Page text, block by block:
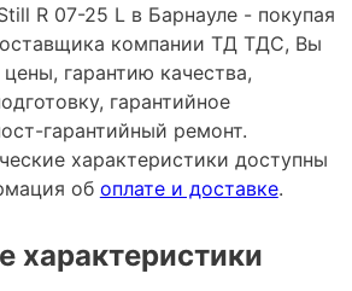
R 07-25 L в Барнауле - покупая
компании ТД ТДС, Вы
гарантию качества,
гарантийное
гарантийный ремонт.
характеристики доступны
об оплате и доставке.
характеристики